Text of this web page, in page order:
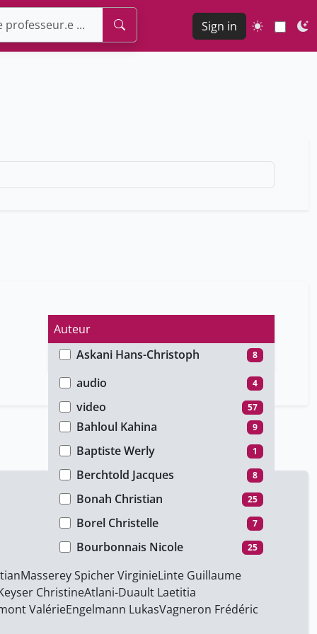
Sign in
Auteur
Askani Hans-Christoph
8
Atlani-Duault Laetitia 25
Axel Bühler 1
Bahloul Kahina 9
Baptiste Werly 1
Berchtold Jacques 8
Bonah Christian 25
Borel Christelle 7
Bourbonnais Nicole 25
Bouvier Paul
Butler David
Butler Judith
Type de média
audio
4
video 57
Masserey Spicher VirginieLinte Guillaume
ChristineAtlani-Duault Laetitia
ValérieEngelmann LukasVagneron Frédéric